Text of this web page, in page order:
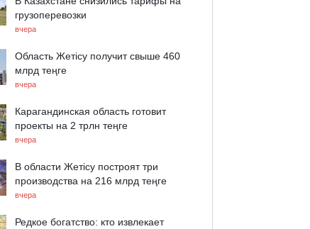
грузоперевозки
вчера
Область Жетісу получит свыше 460
млрд теңге
вчера
Карагандинская область готовит
проекты на 2 трлн теңге
вчера
В области Жетісу построят три
производства на 216 млрд теңге
вчера
Редкое богатство: кто извлекает